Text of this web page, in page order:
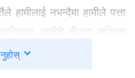
हामीलाई नभन्दैमा हामीले पत्ता
हामीले तँभन्दा माथिका
छौं।” त्यसपछि तिनीहरूले केही